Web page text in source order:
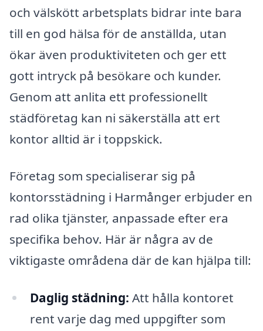
och välskött arbetsplats bidrar inte bara
till en god hälsa för de anställda, utan
ökar även produktiviteten och ger ett
gott intryck på besökare och kunder.
Genom att anlita ett professionellt
städföretag kan ni säkerställa att ert
kontor alltid är i toppskick.
Företag som specialiserar sig på
kontorsstädning i Harmånger erbjuder en
rad olika tjänster, anpassade efter era
specifika behov. Här är några av de
viktigaste områdena där de kan hjälpa till:
Daglig städning: Att hålla kontoret
rent varje dag med uppgifter som